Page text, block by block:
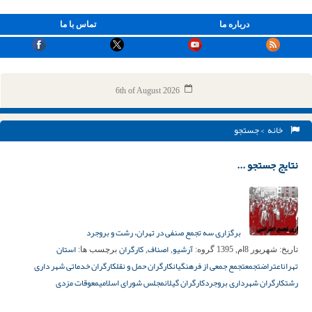
تماس با ما درباره ما
6th of August 2026
خانه > جستجو
نتایج جستجو ...
برگزاری سه تجمع صنفی در تهران، رشت و بروجرد
تاریخ: شهریور 8ام, 1395 گروه: آرشیو, اصناف, کارگران برچسب ها: استان
تهراناعتراضتجمعتجمع جمعی از فرهنگیانکارگران حمل و نقلکارگران خدماتی شهر داری
رشتکارگران شهرداری بروجردکارگران گیلانمجلس شورای اسلامیمعوقات مزدی